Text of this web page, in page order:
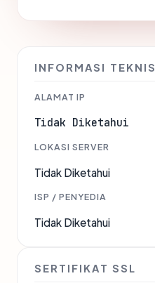
INFORMASI TEKNIS
ALAMAT IP
Tidak Diketahui
LOKASI SERVER
Tidak Diketahui
ISP / PENYEDIA
Tidak Diketahui
SERTIFIKAT SSL